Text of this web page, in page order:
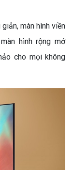
màn hình viền
hình rộng mở
cho mọi không